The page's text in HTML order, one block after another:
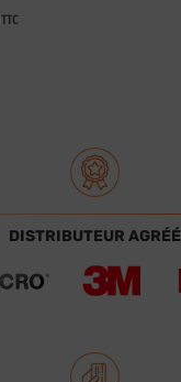
TTC
DISTRIBUTEUR AGRÉÉ